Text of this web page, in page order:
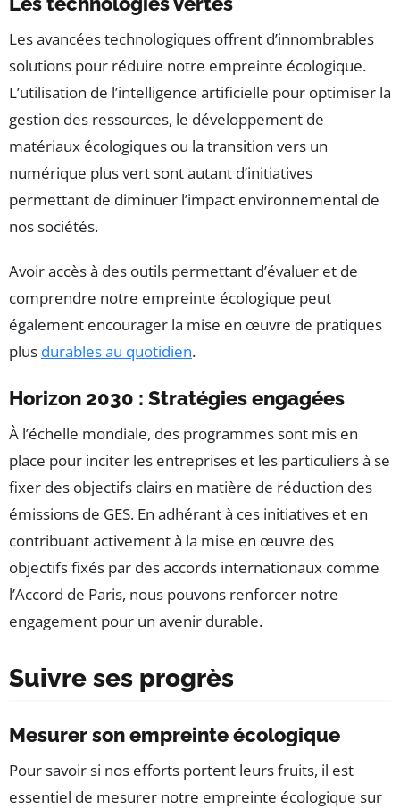
Les avancées technologiques offrent d’innombrables
solutions pour réduire notre empreinte écologique.
L’utilisation de l’intelligence artificielle pour optimiser la
gestion des ressources, le développement de
matériaux écologiques ou la transition vers un
numérique plus vert sont autant d’initiatives
permettant de diminuer l’impact environnemental de
nos sociétés.
Avoir accès à des outils permettant d’évaluer et de
comprendre notre empreinte écologique peut
également encourager la mise en œuvre de pratiques
plus durables au quotidien.
Horizon 2030 : Stratégies engagées
À l’échelle mondiale, des programmes sont mis en
place pour inciter les entreprises et les particuliers à se
fixer des objectifs clairs en matière de réduction des
émissions de GES. En adhérant à ces initiatives et en
contribuant activement à la mise en œuvre des
objectifs fixés par des accords internationaux comme
l’Accord de Paris, nous pouvons renforcer notre
engagement pour un avenir durable.
Suivre ses progrès
Mesurer son empreinte écologique
Pour savoir si nos efforts portent leurs fruits, il est
essentiel de mesurer notre empreinte écologique sur